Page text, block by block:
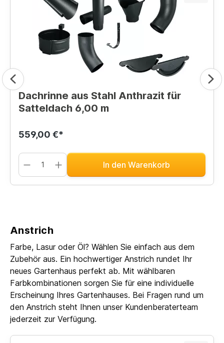
Dachrinne aus Stahl Anthrazit für
Satteldach 6,00 m
559,00 €*
In den Warenkorb
Anstrich
Farbe, Lasur oder Öl? Wählen Sie einfach aus dem
Zubehör aus. Ein hochwertiger Anstrich rundet Ihr
neues Gartenhaus perfekt ab. Mit wählbaren
Farbkombinationen sorgen Sie für eine individuelle
Erscheinung Ihres Gartenhauses. Bei Fragen rund um
den Anstrich steht Ihnen unser Kundenberaterteam
jederzeit zur Verfügung.